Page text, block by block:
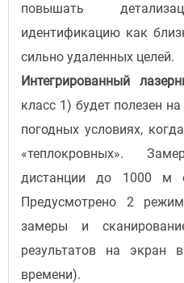
повышать
идентификацию как
сильно удаленных целей.
Интегрированный
класс 1) будет полезен
погодных условиях,
«теплокровных».
дистанции до 1000
Предусмотрено 2
замеры и
результатов на экран
времени).